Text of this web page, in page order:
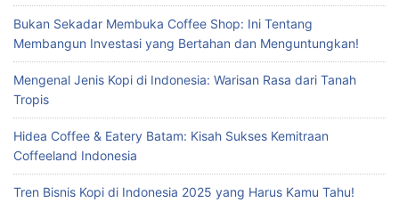
Bukan Sekadar Membuka Coffee Shop: Ini Tentang
Membangun Investasi yang Bertahan dan Menguntungkan!
Mengenal Jenis Kopi di Indonesia: Warisan Rasa dari Tanah
Tropis
Hidea Coffee & Eatery Batam: Kisah Sukses Kemitraan
Coffeeland Indonesia
Tren Bisnis Kopi di Indonesia 2025 yang Harus Kamu Tahu!